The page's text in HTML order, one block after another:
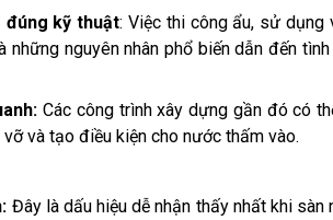
đúng kỹ thuật: Việc thi công ẩu, sử
những nguyên nhân phổ biến dẫn đến
Các công trình xây dựng gần đó có
và tạo điều kiện cho nước thấm vào.
Đây là dấu hiệu dễ nhận thấy nhất khi sàn